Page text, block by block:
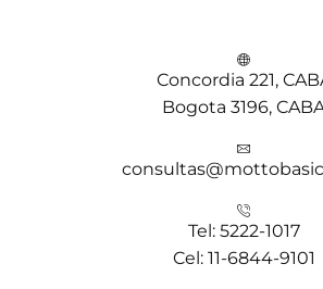
Concordia 221,
Bogota 3196,
Tel: 5222-1017
Cel: 11-6844-9101